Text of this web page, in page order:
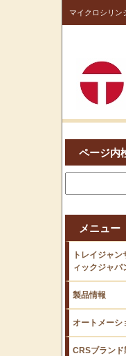
マイクロシリン
ページ内
メニュー
トレイジャ
ィックジャパ
製品情報
オートメーシ
CRSブランド